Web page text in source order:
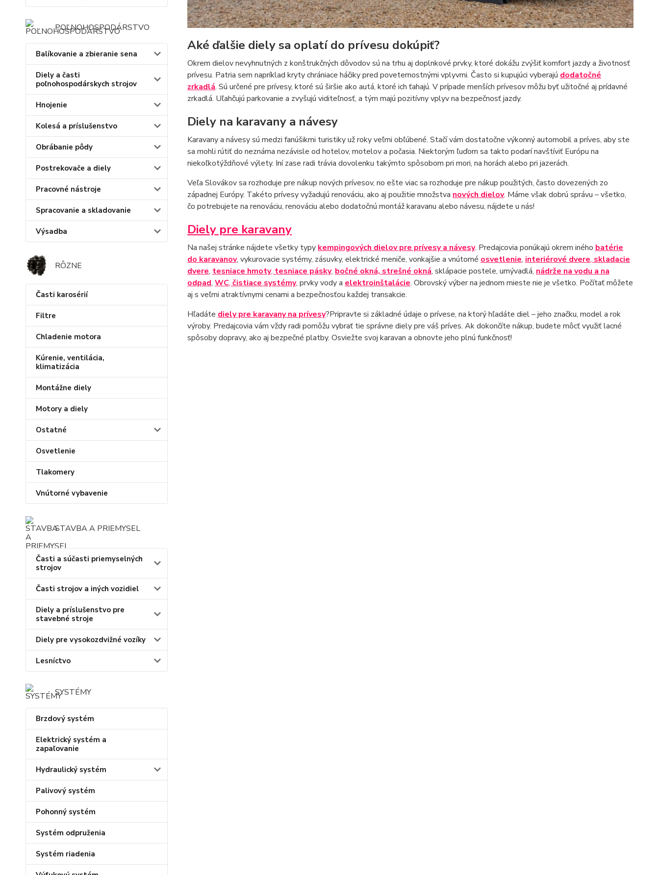
POĽNOHOSPODÁRSTVO
Balíkovanie a zbieranie sena
Diely a časti
poľnohospodárskych strojov
Hnojenie
Kolesá a príslušenstvo
Obrábanie pôdy
Postrekovače a diely
Pracovné nástroje
Spracovanie a skladovanie
Výsadba
RÔZNE
Časti karosérií
Filtre
Chladenie motora
Kúrenie, ventilácia,
klimatizácia
Montážne diely
Motory a diely
Ostatné
Osvetlenie
Tlakomery
Vnútorné vybavenie
STAVBA A PRIEMYSEL
Časti a súčasti priemyselných
strojov
Časti strojov a iných vozidiel
Diely a príslušenstvo pre
stavebné stroje
Diely pre vysokozdvižné vozíky
Lesníctvo
SYSTÉMY
Brzdový systém
Elektrický systém a
zapaľovanie
Hydraulický systém
Palivový systém
Pohonný systém
Systém odpruženia
Systém riadenia
Aké ďalšie diely sa oplatí do prívesu dokúpiť?
Okrem dielov nevyhnutných z konštrukčných dôvodov sú na trhu aj doplnkové prvky, ktoré dokážu zvýšiť komfort jazdy a životnosť
prívesu. Patria sem napríklad kryty chrániace háčiky pred poveternostnými vplyvmi. Často si kupujúci vyberajú dodatočné
zrkadlá. Sú určené pre prívesy, ktoré sú širšie ako autá, ktoré ich ťahajú. V prípade menších prívesov môžu byť užitočné aj prídavné
zrkadlá. Uľahčujú parkovanie a zvyšujú viditeľnosť, a tým majú pozitívny vplyv na bezpečnosť jazdy.
Diely na karavany a návesy
Karavany a návesy sú medzi fanúšikmi turistiky už roky veľmi obľúbené. Stačí vám dostatočne výkonný automobil a príves, aby ste
sa mohli rútiť do neznáma nezávisle od hotelov, motelov a počasia. Niektorým ľuďom sa takto podarí navštíviť Európu na
niekoľkotýždňové výlety. Iní zase radi trávia dovolenku takýmto spôsobom pri mori, na horách alebo pri jazerách.
Veľa Slovákov sa rozhoduje pre nákup nových prívesov, no ešte viac sa rozhoduje pre nákup použitých, často dovezených zo
západnej Európy. Takéto prívesy vyžadujú renováciu, ako aj použitie množstva nových dielov. Máme však dobrú správu – všetko,
čo potrebujete na renováciu, renováciu alebo dodatočnú montáž karavanu alebo návesu, nájdete u nás!
Diely pre karavany
Na našej stránke nájdete všetky typy kempingových dielov pre prívesy a návesy. Predajcovia ponúkajú okrem iného batérie
do karavanov, vykurovacie systémy, zásuvky, elektrické meniče, vonkajšie a vnútorné osvetlenie, interiérové ​​dvere, skladacie
dvere, tesniace hmoty, tesniace pásky, bočné okná, strešné okná, sklápacie postele, umývadlá, nádrže na vodu a na
odpad, WC, čistiace systémy, prvky vody a elektroinštalácie. Obrovský výber na jednom mieste nie je všetko. Počítať môžete
aj s veľmi atraktívnymi cenami a bezpečnosťou každej transakcie.
Hľadáte diely pre karavany na prívesy?Pripravte si základné údaje o prívese, na ktorý hľadáte diel – jeho značku, model a rok
výroby. Predajcovia vám vždy radi pomôžu vybrať tie správne diely pre váš príves. Ak dokončíte nákup, budete môcť využiť lacné
spôsoby dopravy, ako aj bezpečné platby. Osviežte svoj karavan a obnovte jeho plnú funkčnosť!